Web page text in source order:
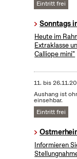
Eintritt frei
Sonntags
Heute im
Extraklasse
Calliope mini"
11. bis
Aushang ist
einsehbar.
Eintritt frei
Informieren